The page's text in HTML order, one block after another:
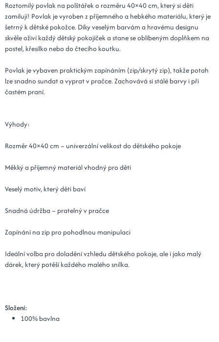
Roztomilý povlak na polštářek o rozměru 40×40 cm, který si děti
zamilují! Povlak je vyroben z příjemného a hebkého materiálu, který je
šetrný k dětské pokožce. Díky veselým barvám a hravému designu
skvěle oživí každý dětský pokojíček a stane se oblíbeným doplňkem na
postel, křesílko nebo do čtecího koutku.
Povlak je vybaven praktickým zapínáním (zip/skrytý zip), takže potah
lze snadno sundat a vyprat v pračce. Zachovává si stálé barvy i při
častém praní.
Výhody:
Rozměr 40×40 cm – univerzální velikost do dětského pokoje
Měkký a příjemný materiál vhodný pro děti
Veselý motiv, který děti baví
Snadná údržba – pratelný v pračce
Zapínání na zip pro pohodlnou manipulaci
Ideální volba pro doladění vzhledu dětského pokoje, ale i jako malý
dárek, který potěší každého malého snílka.
Složení:
100% bavlna